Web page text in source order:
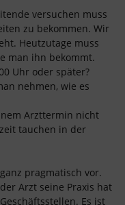
versuchen muss
zu bekommen. Wir
Heutzutage muss
man ihn bekommt.
Uhr oder später?
nehmen, wie es
Arzttermin nicht
tauchen in der
pragmatisch vor.
Arzt seine Praxis hat
Es ist